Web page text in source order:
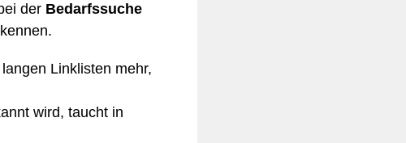
der Bedarfssuche
Linklisten mehr,
wird, taucht in